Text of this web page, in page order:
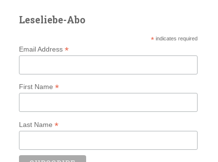
Leseliebe-Abo
*indicates required
Email Address *
First Name *
Last Name *